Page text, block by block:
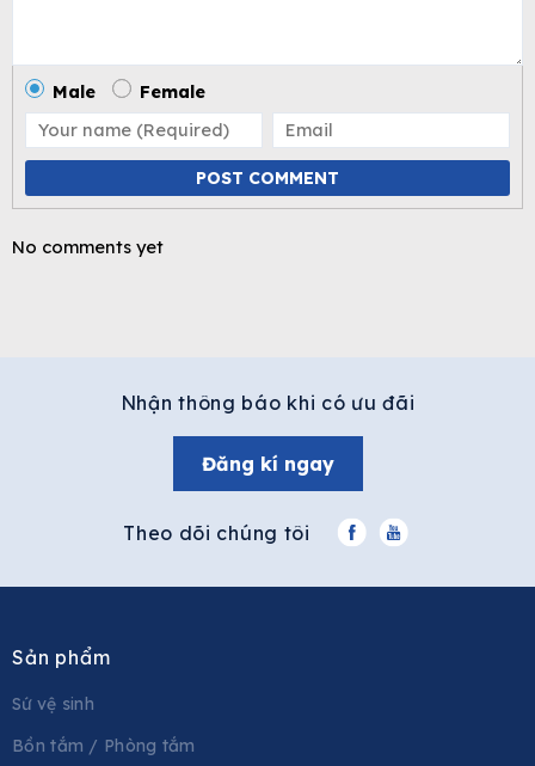
Male Female
POST COMMENT
No comments yet
Nhận thông báo khi có ưu đãi
Đăng kí ngay
Theo dõi chúng tôi
Sản phẩm
Sứ vệ sinh
Bồn tắm / Phòng tắm